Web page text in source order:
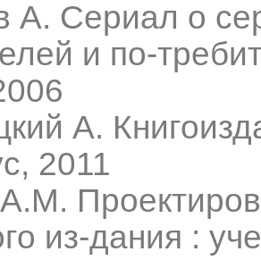
А. Сериал о
и по-
А.
2011
из-дания :